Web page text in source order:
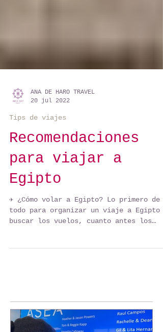
ANA DE HARO TRAVEL
20 jul 2022
Tips de viajes
Recomendaciones
para viajar a
Egipto
✈️ ¿Cómo volar a Egipto? Lo primero de